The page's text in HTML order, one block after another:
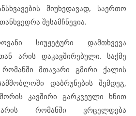
მიუხედავად, საერთო
შესამჩნევია.
სიუჟეტური დამთხვევა
არის დაკავშირებული. საქმე
მთავარი გმირი ქალის
დაბრუნების შემდეგ,
კავშირი გარკვეული ხნით
რომანში ვრცელდება